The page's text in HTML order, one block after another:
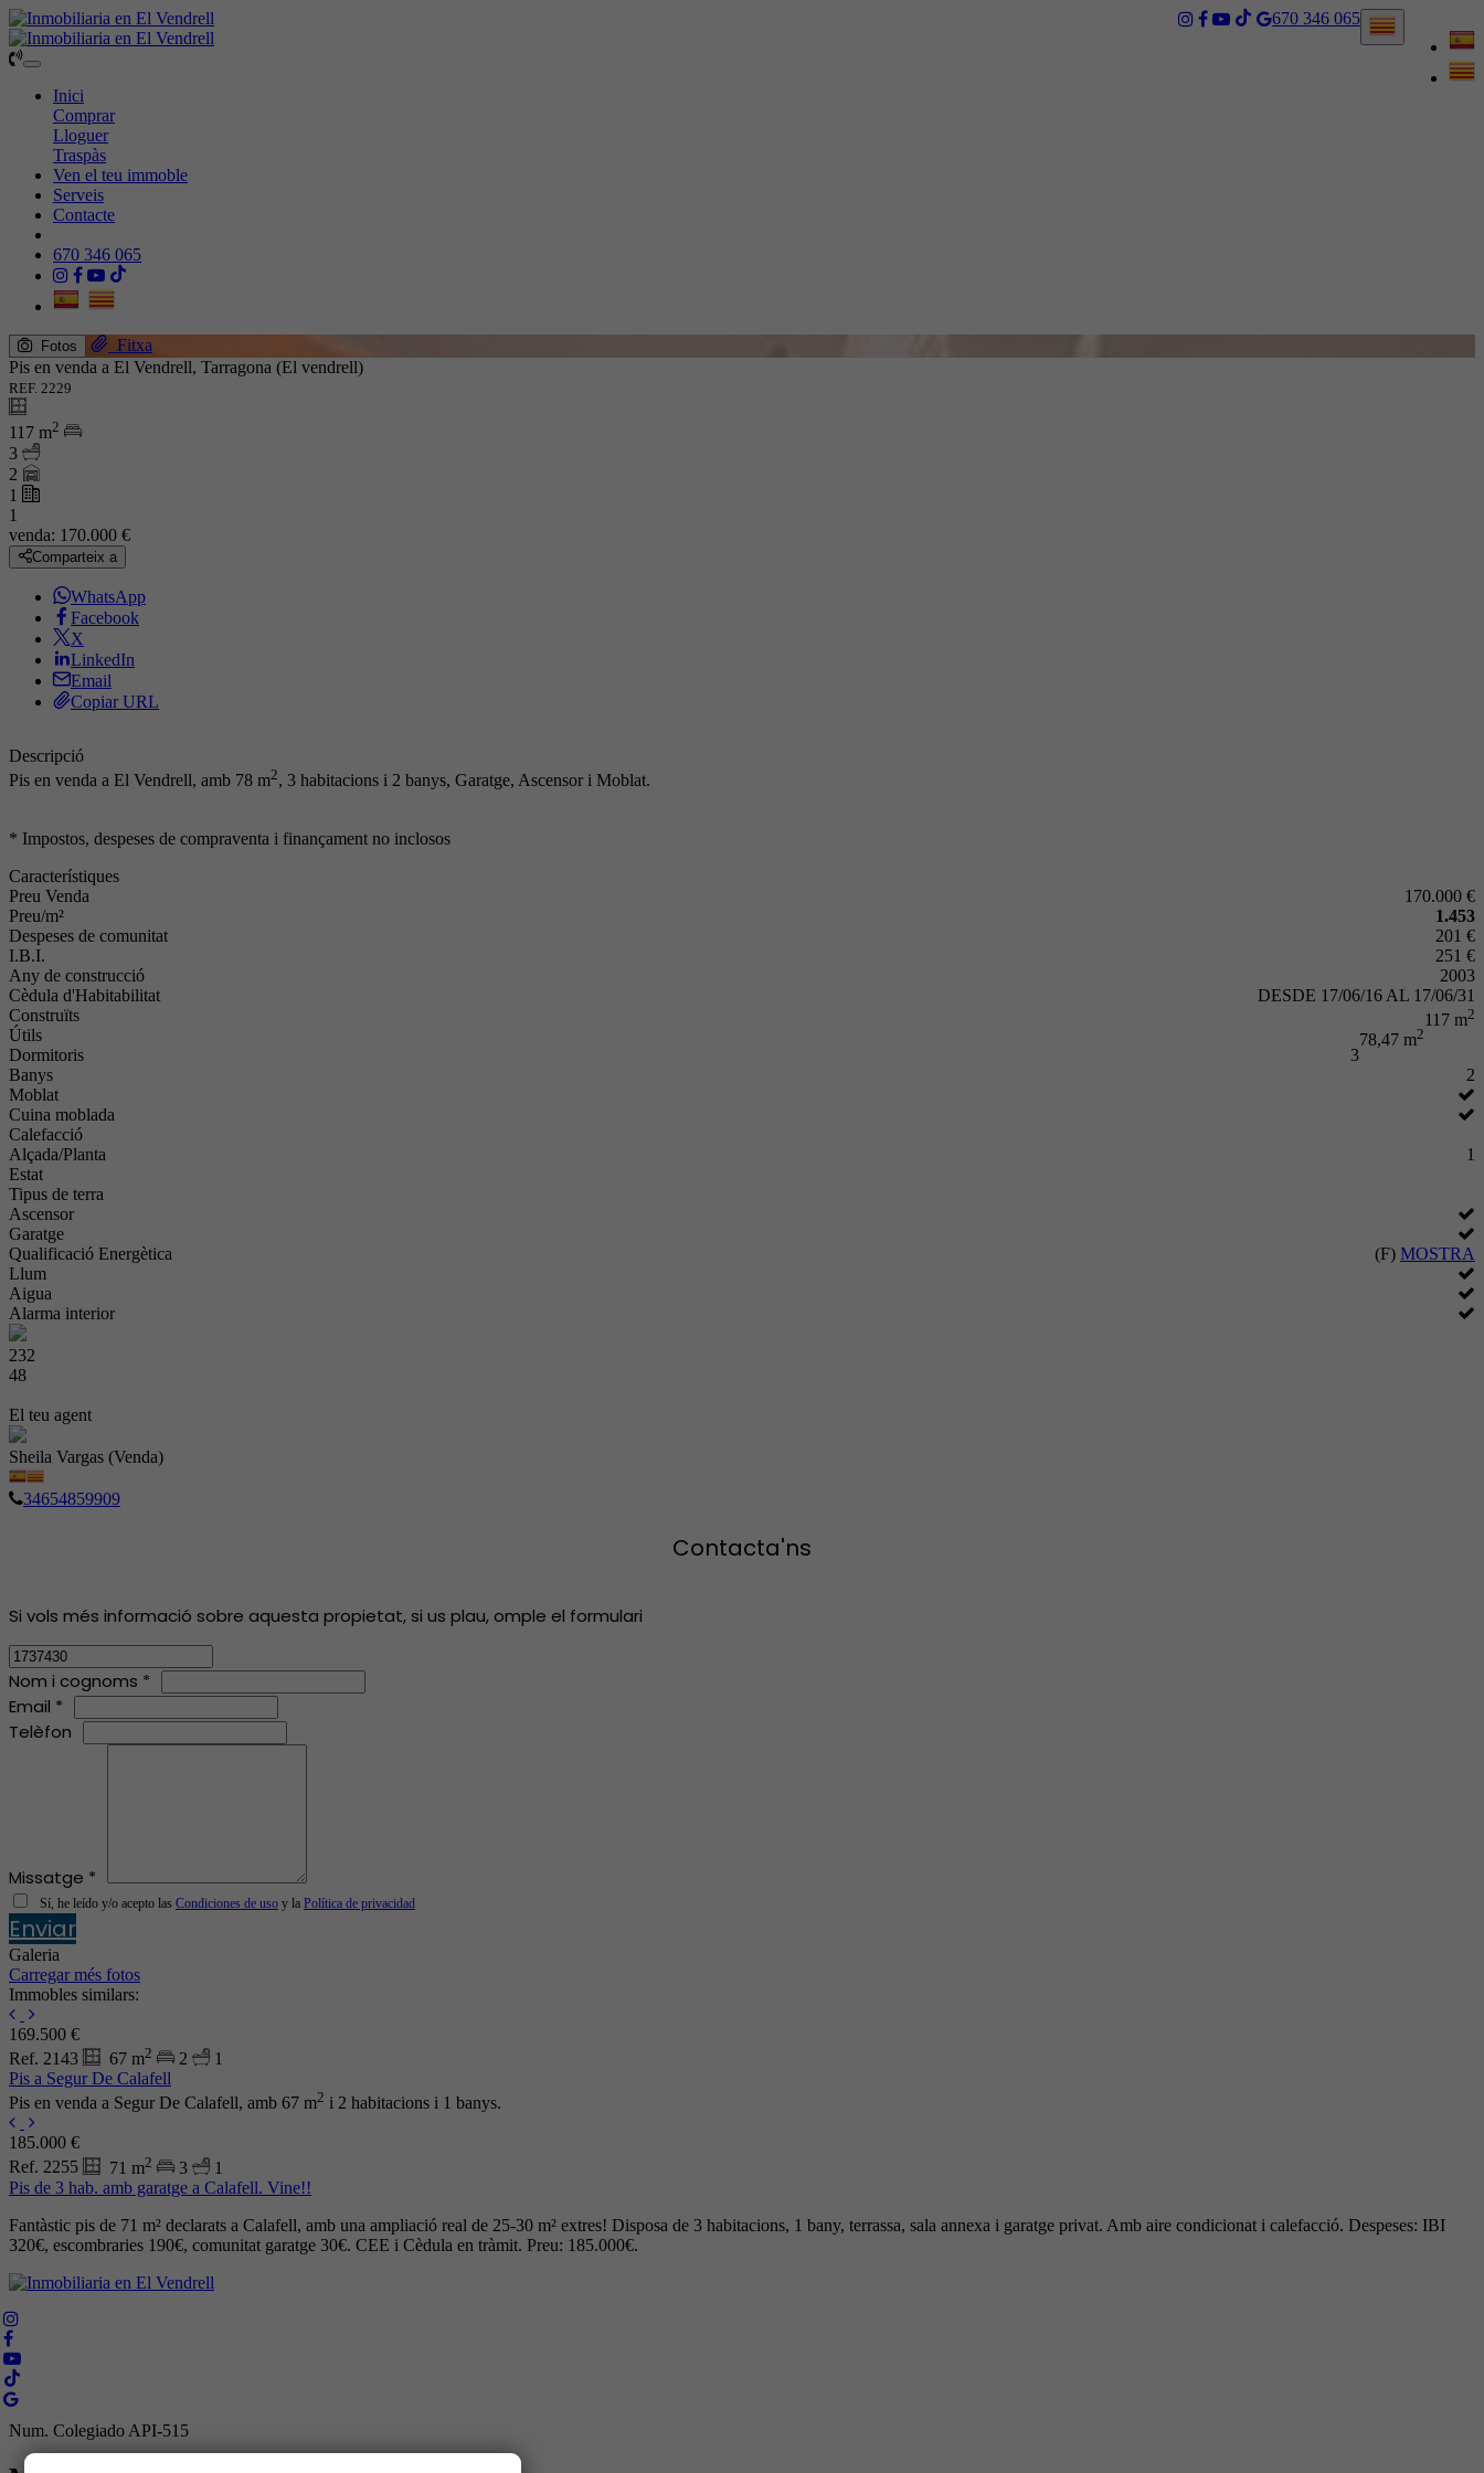
670 346 065
Toggle
navigation
Inici
Comprar
Lloguer
Traspàs
Ven el teu immoble
Serveis
Contacte
670 346 065
Fotos
Fitxa
Pis en venda a El Vendrell, Tarragona (El vendrell)
REF. 2229
117 m2
3
2
1
1
venda: 170.000 €
Comparteix a
WhatsApp
Facebook
X
LinkedIn
Email
Copiar URL
Descripció
Pis en venda a El Vendrell, amb 78 m2, 3 habitacions i 2 banys, Garatge, Ascensor i Moblat.
* Impostos, despeses de compraventa i finançament no inclosos
Característiques
Preu Venda
170.000 €
Preu/m²
1.453
Despeses de comunitat
201 €
I.B.I.
251 €
Any de construcció
2003
Cèdula d'Habitabilitat
DESDE 17/06/16 AL 17/06/31
Construïts
117 m2
Útils 78,47 m2
Dormitoris
3
Banys
2
Moblat
Cuina moblada
Calefacció
Alçada/Planta
1
Estat
Tipus de terra
Ascensor
Garatge
Qualificació Energètica
(F) MOSTRA
Llum
Aigua
Alarma interior
232
48
El teu agent
Sheila Vargas (Venda)
34654859909
Contacta'ns
Si vols més informació sobre aquesta propietat, si us plau, omple el formulari
Nom i cognoms *
Email *
Telèfon
Missatge *
Sí, he leído y/o acepto las Condiciones de uso y la Política de privacidad
Enviar
Galeria
Carregar més fotos
Immobles similars:
169.500 €
Ref. 2143
67 m2 2
1
Pis a Segur De Calafell
Pis en venda a Segur De Calafell, amb 67 m2 i 2 habitacions i 1 banys.
185.000 €
Ref. 2255
71 m2 3
1
Pis de 3 hab. amb garatge a Calafell. Vine!!
Fantàstic pis de 71 m² declarats a Calafell, amb una ampliació real de 25-30 m² extres! Disposa de 3 habitacions, 1 bany, terrassa, sala annexa i garatge privat. Amb aire condicionat i calefacció. Despeses: IBI
320€, escombraries 190€, comunitat garatge 30€. CEE i Cèdula en tràmit. Preu: 185.000€.
Num. Colegiado API-515